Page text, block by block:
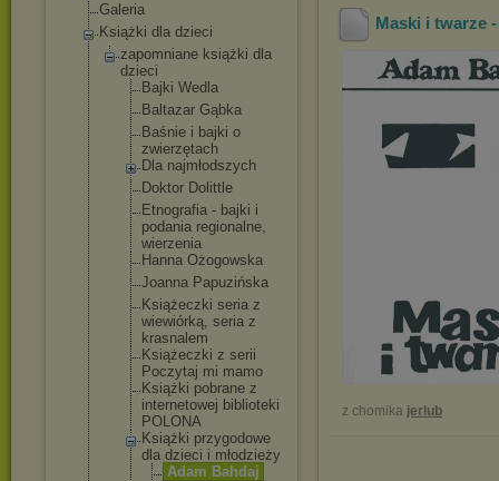
Galeria
Książki dla dzieci
zapomniane książki dla
dzieci
Bajki Wedla
Baltazar Gąbka
Baśnie i bajki o
zwierzętach
Dla najmłodszyc h
Doktor Dolittle
Etnografia - bajki i
podania regionalne,
wierzenia
Hanna Ożogowska
Joanna Papuzińska
Książeczki seria z
wiewiórką, seria z
krasnalem
Książeczki z serii
Poczytaj mi mamo
Książki pobrane z
internetowej biblioteki
POLONA
Książki przygodowe
dla dzieci i młodzieży
Adam Bahdaj
Maski i twarze
z chomika jerlub